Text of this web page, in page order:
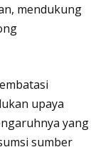
mendukung
upaya
yang
sumber